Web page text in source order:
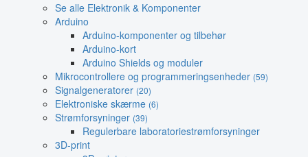
Se alle Elektronik & Komponenter
Arduino
Arduino-komponenter og tilbehør
Arduino-kort
Arduino Shields og moduler
Mikrocontrollere og programmeringsenheder (59)
Signalgeneratorer (20)
Elektroniske skærme (6)
Strømforsyninger (39)
Regulerbare laboratoriestrømforsyninger
3D-print